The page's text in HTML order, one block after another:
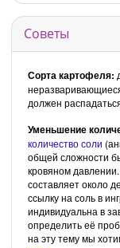
Советы
Сорта картофеля:
должен
Уменьшение
количество соли
общей сложности
кровяном
составляет около
ссылку на соль в
индивидуальна в
определить её
на эту тему мы